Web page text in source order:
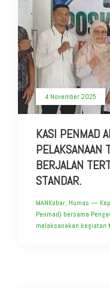
4 November 2025
KASI PENMAD
PELAKSANAAN
BERJALAN
STANDAR.
MANKobar, Humas —
Penmad) bersama
melaksanakan kegiatan